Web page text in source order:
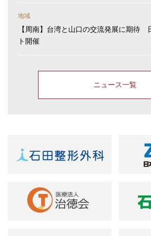
地域
【周南】台湾と山口の交流発展に期待
ト開催
ニュース一覧